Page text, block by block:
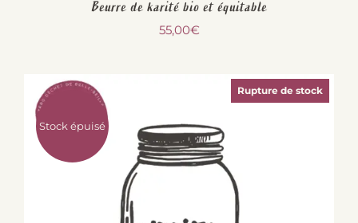
Beurre de karité bio et équitable
55,00€
Stock épuisé
Rupture de stock